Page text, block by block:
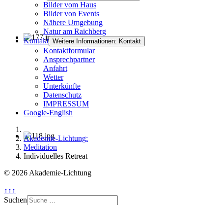
Bilder vom Haus
Bilder von Events
Nähere Umgebung
Natur am Raichberg
Kontakt Weitere Informationen: Kontakt
Kontaktformular
Ansprechpartner
Anfahrt
Wetter
Unterkünfte
Datenschutz
IMPRESSUM
Google-English
Akademie-Lichtung:
Meditation
Individuelles Retreat
© 2026 Akademie-Lichtung
↑↑↑
Suchen